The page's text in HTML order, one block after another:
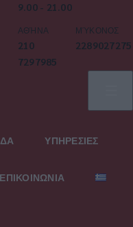
9.00 - 21.00
ΑΘΉΝΑ
210
7297985
ΜΎΚΟΝΟΣ
2289027275
ΥΠΗΡΕΣΙΕΣ
ΕΠΙΚΟΙΝΩΝΙΑ